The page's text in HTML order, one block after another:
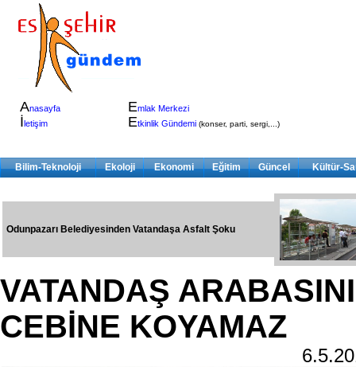
Anasayfa
İletişim
Emlak Merkezi
Etkinlik Gündemi (konser, parti, sergi,...)
Bilim-Teknoloji Ekoloji Ekonomi Eğitim Güncel Kültür-
Odunpazarı Belediyesinden Vatandaşa Asfalt Şoku
VATANDAŞ ARABASINI
CEBİNE KOYAMAZ